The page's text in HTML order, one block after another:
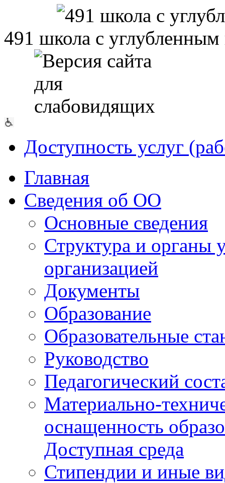
491 школа с
Доступность услуг
Главная
Сведения об ОО
Основные сведения
Структура и органы
организацией
Документы
Образование
Образовательные
Руководство
Педагогический
Материально-
оснащенность
Доступная среда
Стипендии и иные